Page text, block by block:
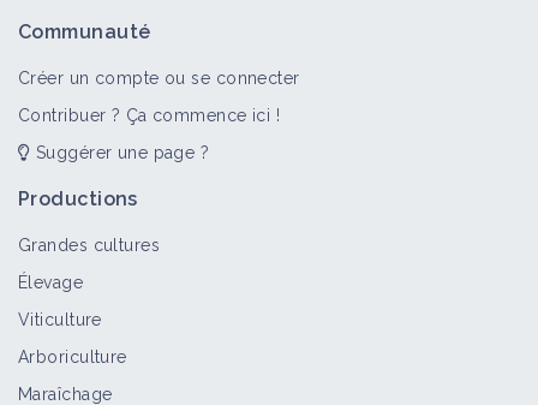
Communauté
Créer un compte ou se connecter
Contribuer ? Ça commence ici !
Suggérer une page ?
Productions
Grandes cultures
Élevage
Viticulture
Arboriculture
Maraîchage